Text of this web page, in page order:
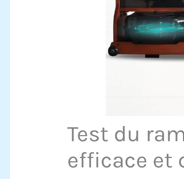
Test du
efficace et